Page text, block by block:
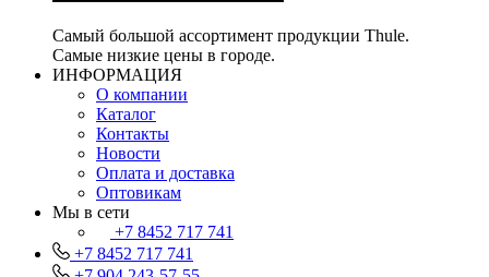
Самый большой ассортимент продукции Thule.
Самые низкие цены в городе.
ИНФОРМАЦИЯ
О компании
Каталог
Контакты
Новости
Оплата и доставка
Оптовикам
Мы в сети
+7 8452 717 741
+7 8452 717 741